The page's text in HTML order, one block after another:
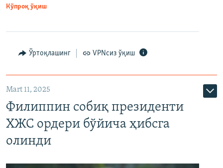
Кўпроқ ўқиш
Ўртоқлашинг VPNсиз ўқиш
Mart 11, 2025
Филиппин собиқ президенти
ХЖС ордери бўйича ҳибсга
олинди